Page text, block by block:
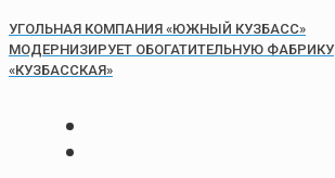
УГОЛЬНАЯ КОМПАНИЯ «ЮЖНЫЙ КУЗБАСС»
МОДЕРНИЗИРУЕТ ОБОГАТИТЕЛЬНУЮ ФАБРИКУ
«КУЗБАССКАЯ»